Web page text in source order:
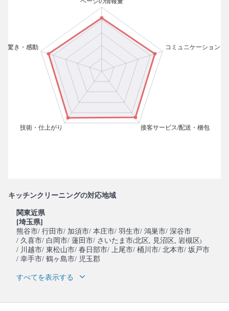
キッチンクリーニングの対応地域
関東近県
[埼玉県]
熊谷市/ 行田市/ 加須市/ 本庄市/ 羽生市/ 鴻巣市/ 深谷市
/ 久喜市/ 白岡市/ 蓮田市/ さいたま市(北区 , 見沼区 , 岩槻区)
/ 川越市/ 東松山市/ 春日部市/ 上尾市/ 桶川市/ 北本市/ 坂戸市
/ 幸手市/ 鶴ヶ島市/ 児玉郡
すべてを表示する